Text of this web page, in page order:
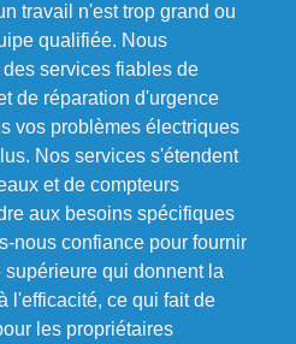
travail n'est trop grand ou
qualifiée. Nous
services fiables de
de réparation d'urgence
vos problèmes électriques
Nos services s'étendent
et de compteurs
aux besoins spécifiques
nous confiance pour fournir
qui donnent la
l'efficacité, ce qui fait de
les propriétaires